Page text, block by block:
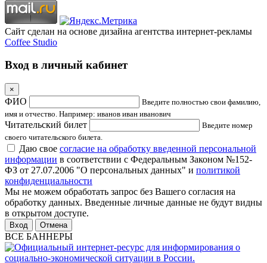
Сайт сделан на основе дизайна агентства интернет-рекламы
Coffee Studio
Вход в личный кабинет
×
ФИО
Введите полностью свои фамилию,
имя и отчество. Например: иванов иван иванович
Читательский билет
Введите номер
своего читательского билета.
Даю свое согласие на обработку введенной персональной
информации в соответствии с Федеральным Законом №152-
ФЗ от 27.07.2006 "О персональных данных" и политикой
конфиденциальности
Мы не можем обработать запрос без Вашего согласия на
обработку данных. Введенные личные данные не будут видны
в открытом доступе.
Отмена
ВСЕ БАННЕРЫ